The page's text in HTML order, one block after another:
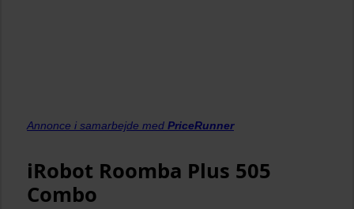
Annonce i samarbejde med PriceRunner
iRobot Roomba Plus 505
Combo